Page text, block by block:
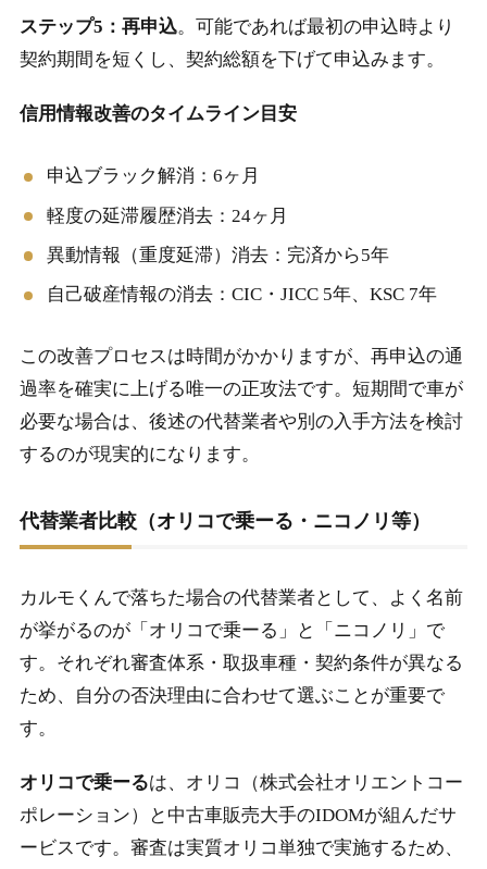
ステップ5：再申込。可能であれば最初の申込時より
契約期間を短くし、契約総額を下げて申込みます。
信用情報改善のタイムライン目安
申込ブラック解消：6ヶ月
軽度の延滞履歴消去：24ヶ月
異動情報（重度延滞）消去：完済から5年
自己破産情報の消去：CIC・JICC 5年、KSC 7年
この改善プロセスは時間がかかりますが、再申込の通
過率を確実に上げる唯一の正攻法です。短期間で車が
必要な場合は、後述の代替業者や別の入手方法を検討
するのが現実的になります。
代替業者比較（オリコで乗ーる・ニコノリ等）
カルモくんで落ちた場合の代替業者として、よく名前
が挙がるのが「オリコで乗ーる」と「ニコノリ」で
す。それぞれ審査体系・取扱車種・契約条件が異なる
ため、自分の否決理由に合わせて選ぶことが重要で
す。
オリコで乗ーるは、オリコ（株式会社オリエントコー
ポレーション）と中古車販売大手のIDOMが組んだサ
ービスです。審査は実質オリコ単独で実施するため、